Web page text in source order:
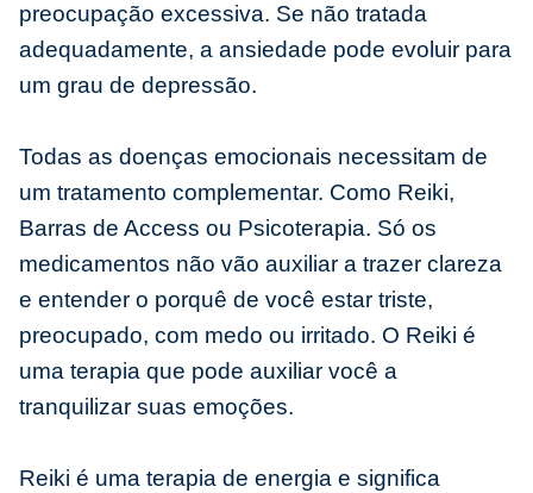
preocupação excessiva. Se não tratada
adequadamente, a ansiedade pode evoluir para
um grau de depressão.
Todas as doenças emocionais necessitam de
um tratamento complementar. Como Reiki,
Barras de Access ou Psicoterapia. Só os
medicamentos não vão auxiliar a trazer clareza
e entender o porquê de você estar triste,
preocupado, com medo ou irritado. O Reiki é
uma terapia que pode auxiliar você a
tranquilizar suas emoções.
Reiki é uma terapia de energia e significa